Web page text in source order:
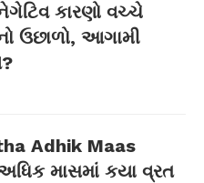
કારણો વચ્ચે
ઉછાળો, આગામી
Adhik Maas
માસમાં કયા વ્રત